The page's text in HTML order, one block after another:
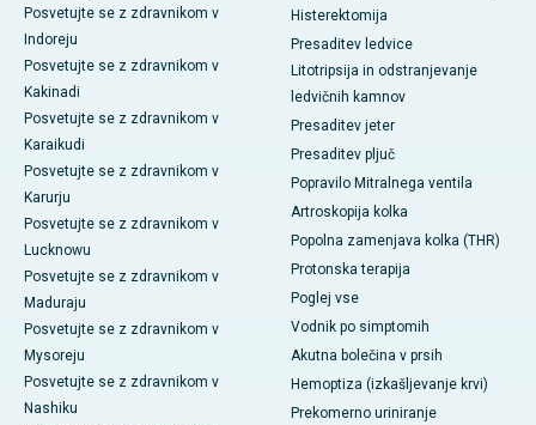
Posvetujte se z zdravnikom v
Indoreju
Posvetujte se z zdravnikom v
Kakinadi
Posvetujte se z zdravnikom v
Karaikudi
Posvetujte se z zdravnikom v
Karurju
Posvetujte se z zdravnikom v
Lucknowu
Posvetujte se z zdravnikom v
Maduraju
Posvetujte se z zdravnikom v
Mysoreju
Posvetujte se z zdravnikom v
Nashiku
Histerektomija
Presaditev ledvice
Litotripsija in odstranjevanje
ledvičnih kamnov
Presaditev jeter
Presaditev pljuč
Popravilo Mitralnega ventila
Artroskopija kolka
Popolna zamenjava kolka (THR)
Protonska terapija
Poglej vse
Vodnik po simptomih
Akutna bolečina v prsih
Hemoptiza (izkašljevanje krvi)
Prekomerno uriniranje